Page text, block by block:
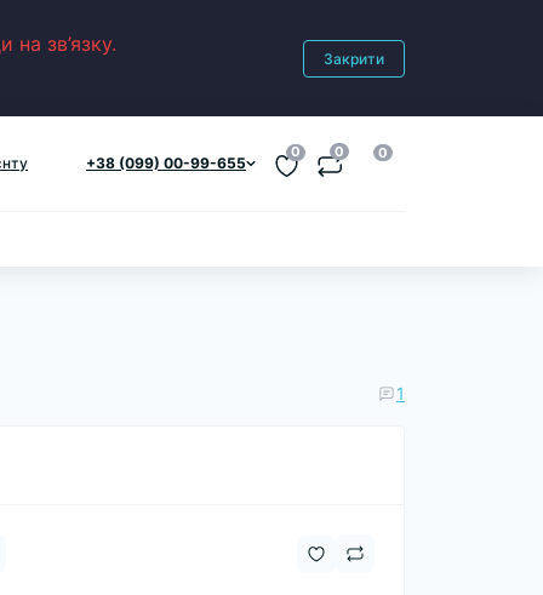
зв’язку.
Закрити
+38 (099) 00-99-655
0 0 0
1